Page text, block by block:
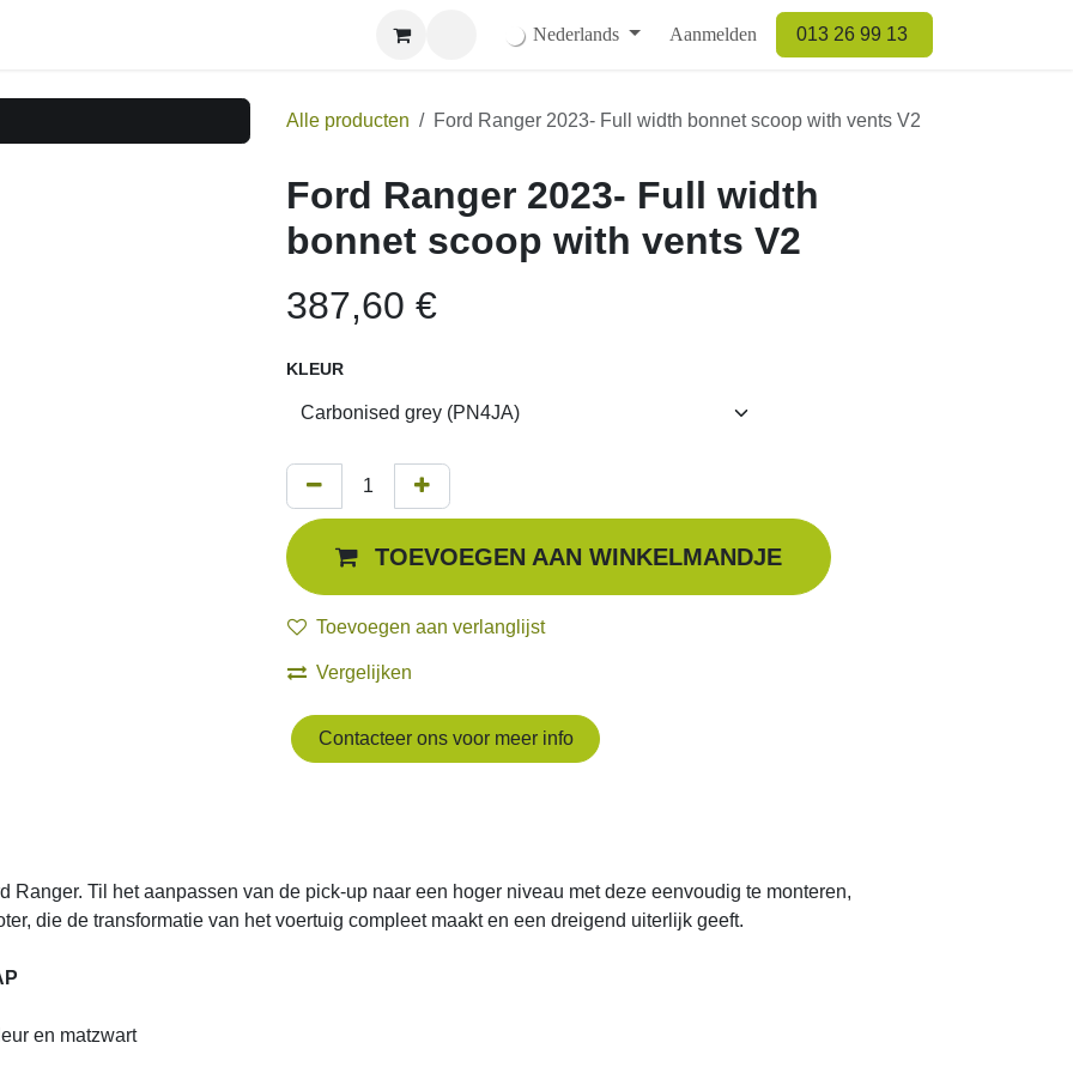
Nederlands Aanmelden 013 26 99 13
Alle producten Ford Ranger 2023- Full width bonnet scoop with vents V2
Ford Ranger 2023- Full width bonnet
scoop with vents V2
387,60€
KLEUR
Toevoegen aan verlanglijst
Vergelijken
Contacteer ons voor meer info
Til het aanpassen van de pick-up naar een hoger niveau met deze eenvoudig te monteren, kleurgecodeerde
het voertuig compleet maakt en een dreigend uiterlijk geeft.